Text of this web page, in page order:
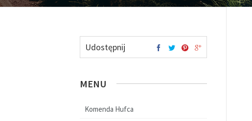
Udostępnij
MENU
Komenda Hufca